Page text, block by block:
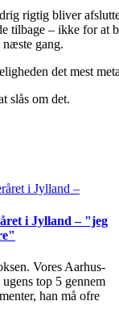
rigtig bliver
tilbage – ikke for at
næste gang.
det mest
slås om det.
i Jylland – "jeg
Vores Aarhus-
top 5 gennem
han må ofre